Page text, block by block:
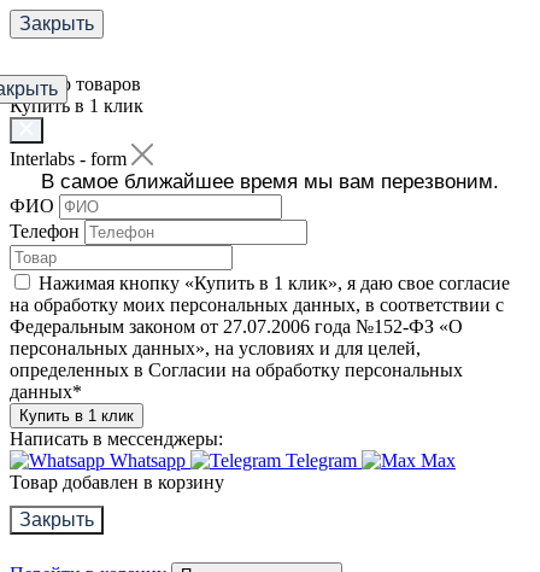
Закрыть
Фильтр товаров
Купить в 1 клик
Interlabs - form
В самое ближайшее время мы вам перезвоним.
ФИО
Телефон
Нажимая кнопку «Купить в 1 клик», я даю свое согласие
на обработку моих персональных данных, в соответствии с
Федеральным законом от 27.07.2006 года №152-ФЗ «О
персональных данных», на условиях и для целей,
определенных в Согласии на обработку персональных
данных*
Купить в 1 клик
Написать в мессенджеры:
Whatsapp
Telegram
Max
Товар добавлен в корзину
Закрыть